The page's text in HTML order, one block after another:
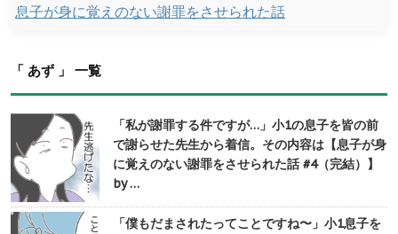
息子が身に覚えのない謝罪をさせられた話
「 あず 」 一覧
「私が謝罪する件ですが…」小1の息子を皆の前
で謝らせた先生から着信。その内容は【息子が身
に覚えのない謝罪をさせられた話 #4（完結）】
by …
「僕もだまされたってことですね〜」小1息子を